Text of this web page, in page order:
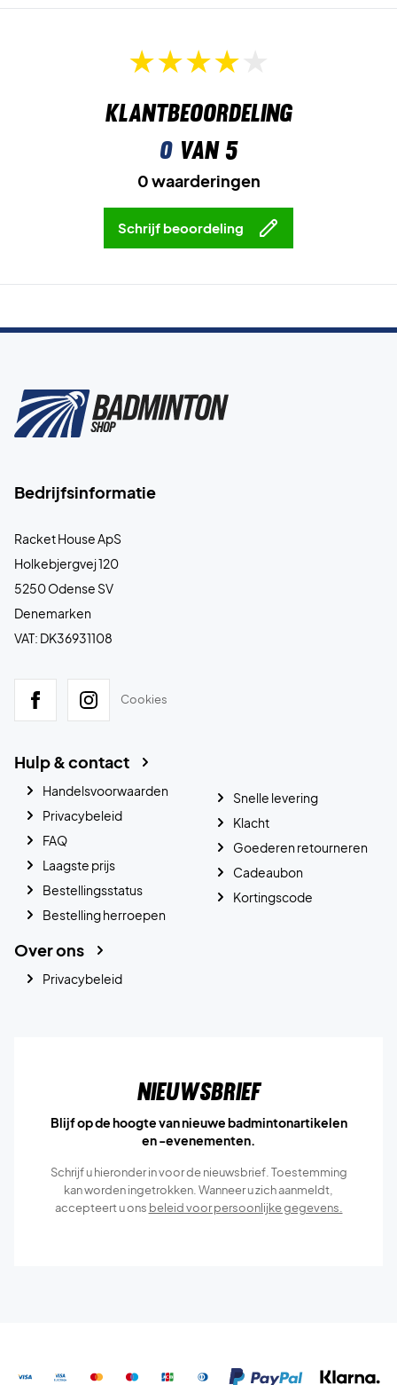
Bag 6Pcs White
Klantbeoordeling
0van 5
0 waarderingen
Schrijf beoordeling
Bedrijfsinformatie
Racket House ApS
Holkebjergvej 120
5250 Odense SV
Denemarken
VAT: DK36931108
Cookies
Hulp & contact
Handelsvoorwaarden
Privacybeleid
FAQ
Laagste prijs
Bestellingsstatus
Bestelling herroepen
Snelle levering
Klacht
Goederen retourneren
Cadeaubon
Kortingscode
Over ons
Privacybeleid
Nieuwsbrief
Blijf op de hoogte van nieuwe badmintonartikelen
en -evenementen.
Schrijf u hieronder in voor de nieuwsbrief. Toestemming
kan worden ingetrokken. Wanneer u zich aanmeldt,
accepteert u ons beleid voor persoonlijke gegevens.